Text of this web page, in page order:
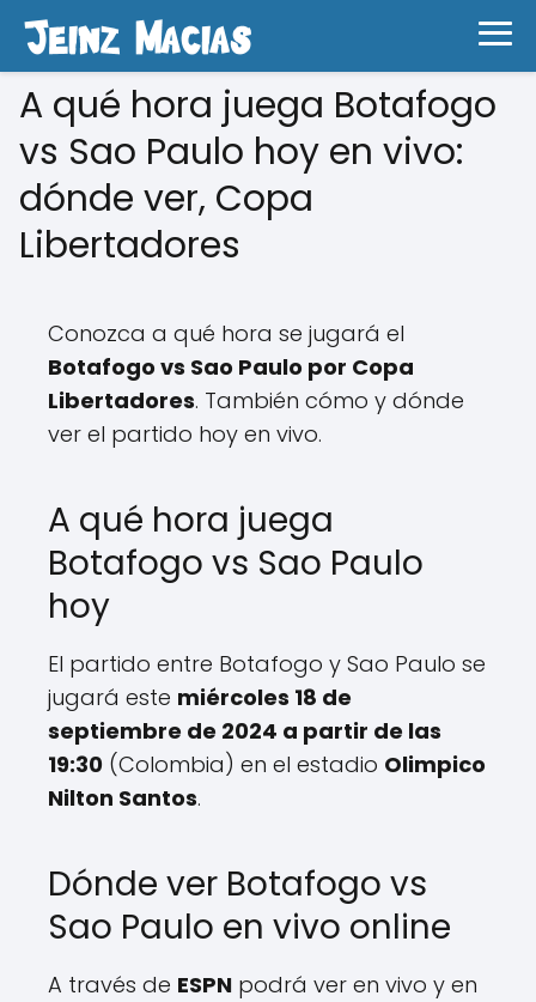
A qué hora juega Botafogo
vs Sao Paulo hoy en vivo:
dónde ver, Copa
Libertadores
Conozca a qué hora se jugará el
Botafogo vs Sao Paulo por Copa
Libertadores. También cómo y dónde
ver el partido hoy en vivo.
A qué hora juega
Botafogo vs Sao Paulo
hoy
El partido entre Botafogo y Sao Paulo se
jugará este miércoles 18 de
septiembre de 2024 a partir de las
19:30 (Colombia) en el estadio Olimpico
Nilton Santos.
Dónde ver Botafogo vs
Sao Paulo en vivo online
A través de ESPN podrá ver en vivo y en